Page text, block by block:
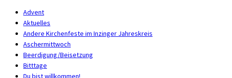
Advent
Aktuelles
Andere Kirchenfeste im Inzinger Jahreskreis
Aschermittwoch
Beerdigung/Beisetzung
Bitttage
Du bist willkommen!